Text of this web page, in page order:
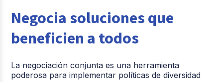
Negocia soluciones que
beneficien a todos
La negociación conjunta es una herramienta
poderosa para implementar políticas de diversidad